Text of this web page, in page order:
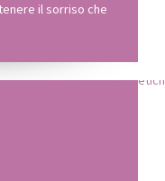
il sorriso che